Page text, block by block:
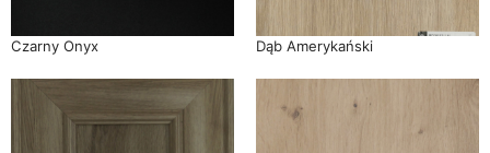
Czarny Onyx Dąb Amerykański